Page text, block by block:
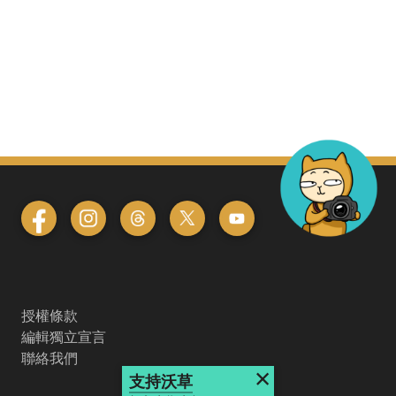
授權條款
編輯獨立宣言
聯絡我們
支持沃草 ×